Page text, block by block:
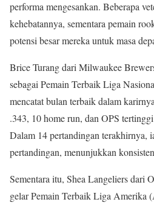
performa mengesankan. Beberapa
kehebatannya, sementara pemain
potensi besar mereka untuk masa
Brice Turang dari Milwaukee
sebagai Pemain Terbaik Liga
mencatat bulan terbaik dalam
.343, 10 home run, dan OPS
Dalam 14 pertandingan terakhirnya,
pertandingan, menunjukkan
Sementara itu, Shea Langeliers dari
gelar Pemain Terbaik Liga Amerika